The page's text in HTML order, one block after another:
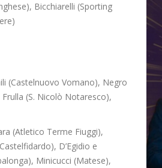
Bicchiarelli (Sporting
(Castelnuovo Vomano), Negro
(S. Nicolò Notaresco),
(Atletico Terme Fiuggi),
D’Egidio e
Minicucci (Matese),